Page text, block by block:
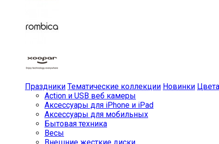
Праздники Тематические коллекции Новинки Цвета
Action и USB веб камеры
Аксессуары для iPhone и iPad
Аксессуары для мобильных
Бытовая техника
Весы